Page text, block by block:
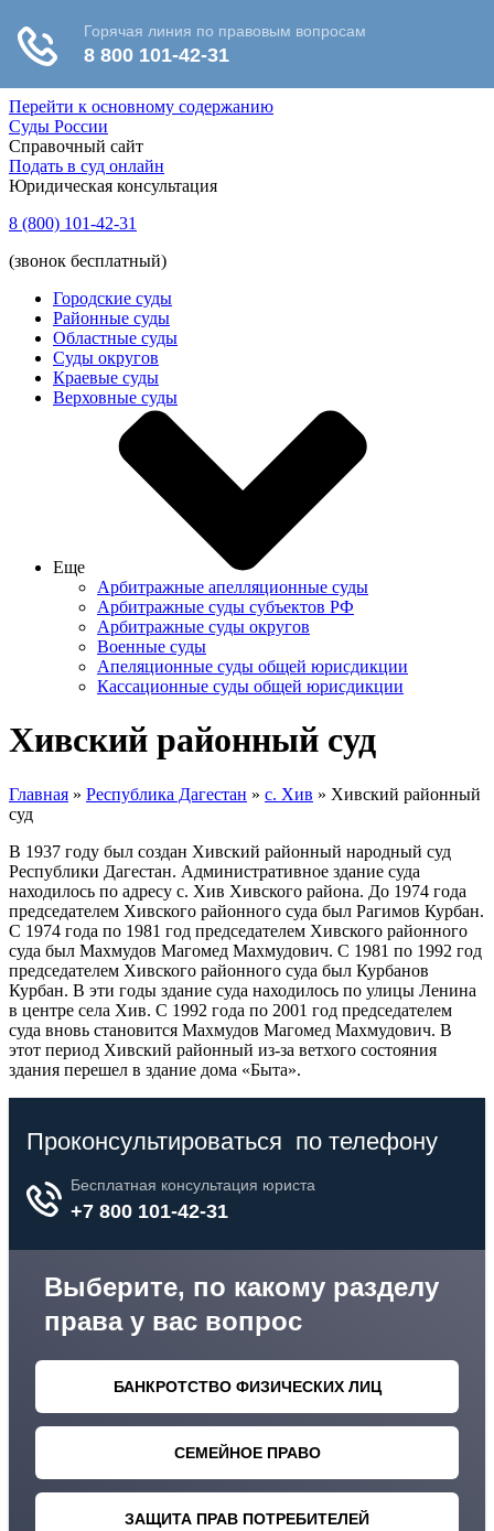
Перейти к основному содержанию
Суды России
Справочный сайт
Подать в суд онлайн
Юридическая консультация
8 (800) 101-42-31
(звонок бесплатный)
Городские суды
Районные суды
Областные суды
Суды округов
Краевые суды
Верховные суды
Еще
Арбитражные апелляционные суды
Арбитражные суды субъектов РФ
Арбитражные суды округов
Военные суды
Апеляционные суды общей юрисдикции
Кассационные суды общей юрисдикции
Хивский районный суд
Главная » Республика Дагестан » с. Хив » Хивский районный
суд
В 1937 году был создан Хивский районный народный суд
Республики Дагестан. Административное здание суда
находилось по адресу с. Хив Хивского района. До 1974 года
председателем Хивского районного суда был Рагимов Курбан.
С 1974 года по 1981 год председателем Хивского районного
суда был Махмудов Магомед Махмудович. С 1981 по 1992 год
председателем Хивского районного суда был Курбанов
Курбан. В эти годы здание суда находилось по улицы Ленина
в центре села Хив. С 1992 года по 2001 год председателем
суда вновь становится Махмудов Магомед Махмудович. В
этот период Хивский районный из-за ветхого состояния
здания перешел в здание дома «Быта».